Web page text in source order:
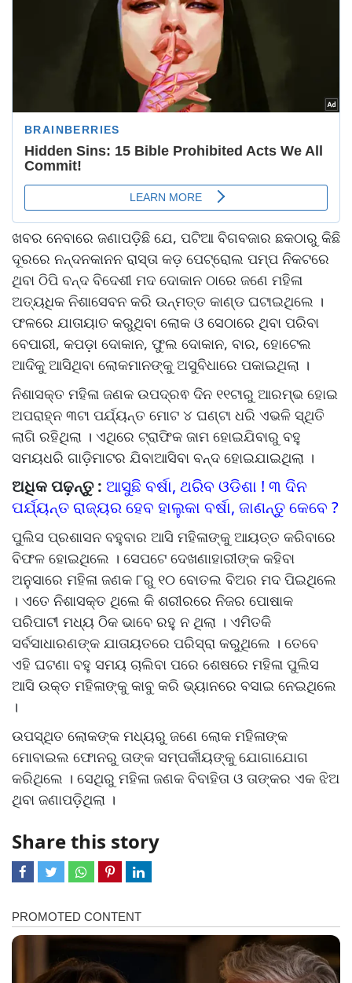
ଖବର ନେବାରେ ଜଣାପଡ଼ିଛି ଯେ, ପଟିଆ ବିଗବଜାର ଛକଠାରୁ କିଛି
ଦୂରରେ ନନ୍ଦନକାନନ ରାସ୍ତା କଡ଼ ପେଟ୍ରୋଲ ପମ୍ପ ନିକଟରେ
ଥିବା ଠିପି ବନ୍ଦ ବିଦେଶୀ ମଦ ଦୋକାନ ଠାରେ ଜଣେ ମହିଳା
ଅତ୍ୟଧିକ ନିଶାସେବନ କରି ଉନ୍ମତ୍ତ କାଣ୍ଡ ଘଟାଇଥିଲେ ।
ଫଳରେ ଯାତାୟାତ କରୁଥିବା ଲୋକ ଓ ସେଠାରେ ଥିବା ପରିବା
ବେପାରୀ, କପଡ଼ା ଦୋକାନ, ଫୁଲ ଦୋକାନ, ବାର, ହୋଟେଲ
ଆଦିକୁ ଆସିଥିବା ଲୋକମାନଙ୍କୁ ଅସୁବିଧାରେ ପକାଇଥିଲା ।
ନିଶାସକ୍ତ ମହିଳା ଜଣକ ଉପଦ୍ରଵ ଦିନ ୧୧ଟାରୁ ଆରମ୍ଭ ହୋଇ
ଅପରାହ୍ନ ୩ଟା ପର୍ଯ୍ୟନ୍ତ ମୋଟ ୪ ଘଣ୍ଟା ଧରି ଏଭଳି ସ୍ଥିତି
ଲାଗି ରହିଥିଲା । ଏଥିରେ ଟ୍ରାଫିକ ଜାମ ହୋଇଯିବାରୁ ବହୁ
ସମୟଧରି ଗାଡ଼ିମାଟର ଯିବାଆସିବା ବନ୍ଦ ହୋଇଯାଇଥିଲା ।
ଅଧିକ ପଢ଼ନ୍ତୁ : ଆସୁଛି ବର୍ଷା, ଥରିବ ଓଡିଶା ! ୩ ଦିନ
ପର୍ଯ୍ୟନ୍ତ ରାଜ୍ୟର ହେବ ହାଲୁକା ବର୍ଷା, ଜାଣନ୍ତୁ କେବେ ?
ପୁଲିସ ପ୍ରଶାସନ ବହୁବାର ଆସି ମହିଳାଙ୍କୁ ଆୟତ୍ତ କରିବାରେ
ବିଫଳ ହୋଇଥିଲେ । ସେପଟେ ଦେଖଣାହାରୀଙ୍କ କହିବା
ଅନୁସାରେ ମହିଳା ଜଣକ ୮ରୁ ୧୦ ବୋତଲ ବିଅର ମଦ ପିଇଥିଲେ
। ଏତେ ନିଶାସକ୍ତ ଥିଲେ କି ଶରୀରରେ ନିଜର ପୋଷାକ
ପରିପାଟୀ ମଧ୍ୟ ଠିକ ଭାବେ ରହୁ ନ ଥିଲା । ଏମିତକି
ସର୍ବସାଧାରଣଙ୍କ ଯାତାୟତରେ ପରିସ୍ରା କରୁଥିଲେ । ତେବେ
ଏହି ଘଟଣା ବହୁ ସମୟ ଚାଲିବା ପରେ ଶେଷରେ ମହିଳା ପୁଲିସ
ଆସି ଉକ୍ତ ମହିଳାଙ୍କୁ କାବୁ କରି ଭ୍ୟାନରେ ବସାଇ ନେଇଥିଲେ
।
ଉପସ୍ଥିତ ଲୋକଙ୍କ ମଧ୍ୟରୁ ଜଣେ ଲୋକ ମହିଳାଙ୍କ
ମୋବାଇଲ ଫୋନରୁ ତାଙ୍କ ସମ୍ପର୍କୀୟଙ୍କୁ ଯୋଗାଯୋଗ
କରିଥିଲେ । ସେଥିରୁ ମହିଳା ଜଣକ ବିବାହିତା ଓ ତାଙ୍କର ଏକ ଝିଅ
ଥିବା ଜଣାପଡ଼ିଥିଲା ।
Share this story